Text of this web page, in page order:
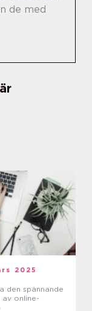
de med
2025
den spännande
av online-